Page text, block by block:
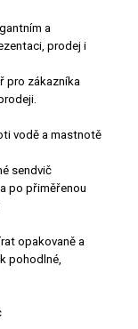
a
prodej i
pro zákazníka
vodě a mastnotě
sendvič
po přiměřenou
opakovaně a
pohodlné,